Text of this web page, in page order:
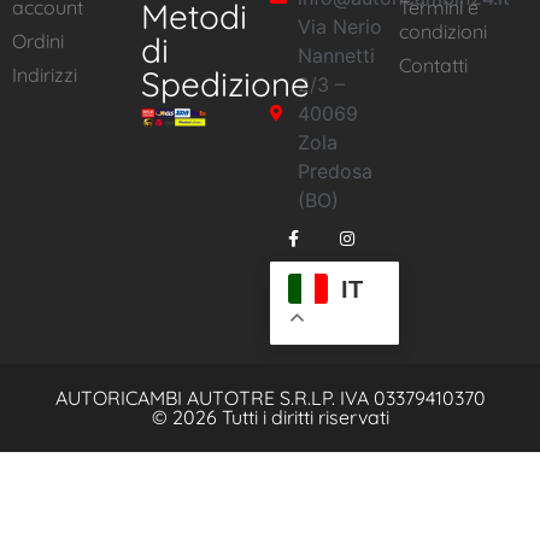
Via Nerio
Nannetti
2/3 –
40069
Zola
Predosa
(BO)
IT
Termini e
condizioni
Contatti
account
Ordini
Indirizzi
Metodi
di
Spedizione
AUTORICAMBI AUTOTRE S.R.LP. IVA 03379410370
© 2026 Tutti i diritti riservati